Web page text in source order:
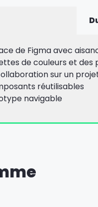
de Figma avec
de couleurs et des
sur un
réutilisables
navigable